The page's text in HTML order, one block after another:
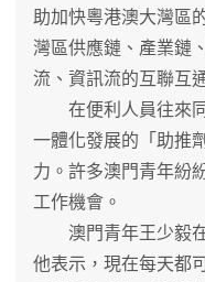
助加快粵港澳大灣區
灣區供應鏈、產業鏈
流、資訊流的互聯互
在便利人員往來同
一體化發展的「助推
力。許多澳門青年紛
工作機會。
澳門青年王少毅在
他表示，現在每天都